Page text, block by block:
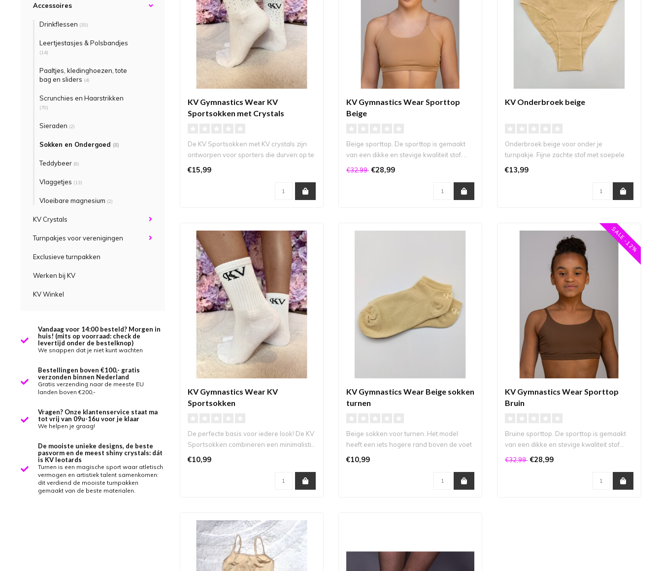
Accessoires
Drinkflessen (39)
Leertjestasjes & Polsbandjes
(14)
Paaltjes, kledinghoezen, tote
bag en sliders (4)
Scrunchies en Haarstrikken
(70)
Sieraden (2)
Sokken en Ondergoed (8)
Teddybeer (8)
Vlaggetjes (13)
Vloeibare magnesium (2)
KV Crystals
Turnpakjes voor verenigingen
Exclusieve turnpakken
Werken bij KV
KV Winkel
Vandaag voor 14:00 besteld? Morgen in
huis! (mits op voorraad: check de
levertijd onder de bestelknop)
We snappen dat je niet kunt wachten
Bestellingen boven €100,- gratis
verzonden binnen Nederland
Gratis verzending naar de meeste EU
landen boven €200,-
Vragen? Onze klantenservice staat ma
tot vrij van 09u-16u voor je klaar
We helpen je graag!
De mooiste unieke designs, de beste
pasvorm en de meest shiny crystals: dát
is KV leotards
Turnen is een magische sport waar atletisch
vermogen en artistiek talent samenkomen:
dit verdiend de mooiste turnpakken
gemaakt van de beste materialen.
KV Gymnastics Wear KV
Sportsokken met Crystals
De KV Sportsokken met KV crystals zijn
ontworpen voor sporters die durven op te
..
€15,99
KV Gymnastics Wear Sporttop
Beige
Beige sporttop. De sporttop is gemaakt
van een dikke en stevige kwaliteit stof. ..
€32,99 €28,99
KV Onderbroek beige
Onderbroek beige voor onder je
turnpakje. Fijne zachte stof met soepele
naden di..
€13,99
KV Gymnastics Wear KV
Sportsokken
De perfecte basis voor iedere look! De KV
Sportsokken combineren een minimalisti..
€10,99
KV Gymnastics Wear Beige sokken
turnen
Beige sokken voor turnen. Het model
heeft een iets hogere rand boven de voet
waa..
€10,99
SALE -12%
KV Gymnastics Wear Sporttop
Bruin
Bruine sporttop. De sporttop is gemaakt
van een dikke en stevige kwaliteit stof...
€32,99 €28,99